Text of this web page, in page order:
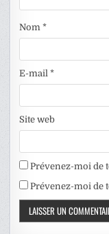
Nom *
E-mail *
Site web
Prévenez-moi de
Prévenez-moi de